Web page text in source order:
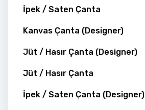
İpek / Saten Çanta
Kanvas Çanta (Designer)
Jüt / Hasır Çanta (Designer)
Jüt / Hasır Çanta
İpek / Saten Çanta (Designer)